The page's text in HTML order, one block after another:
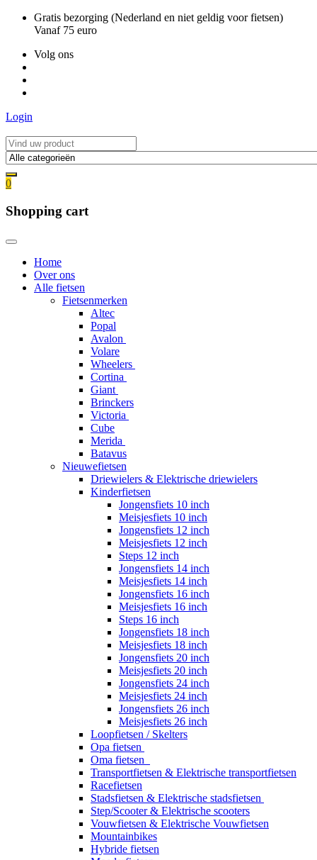
inhoud
Gratis bezorging (Nederland en niet geldig voor fietsen)
Vanaf 75 euro
Volg ons
Login
0
Shopping cart
Home
Over ons
Alle fietsen
Fietsenmerken
Altec
Popal
Avalon
Volare
Wheelers
Cortina
Giant
Brinckers
Victoria
Cube
Merida
Batavus
Nieuwefietsen
Driewielers & Elektrische driewielers
Kinderfietsen
Jongensfiets 10 inch
Meisjesfiets 10 inch
Jongensfiets 12 inch
Meisjesfiets 12 inch
Steps 12 inch
Jongensfiets 14 inch
Meisjesfiets 14 inch
Jongensfiets 16 inch
Meisjesfiets 16 inch
Steps 16 inch
Jongensfiets 18 inch
Meisjesfiets 18 inch
Jongensfiets 20 inch
Meisjesfiets 20 inch
Jongensfiets 24 inch
Meisjesfiets 24 inch
Jongensfiets 26 inch
Meisjesfiets 26 inch
Loopfietsen / Skelters
Opa fietsen
Oma fietsen
Transportfietsen & Elektrische transportfietsen
Racefietsen
Stadsfietsen & Elektrische stadsfietsen
Step/Scooter & Elektrische scooters
Vouwfietsen & Elektrische Vouwfietsen
Mountainbikes
Hybride fietsen